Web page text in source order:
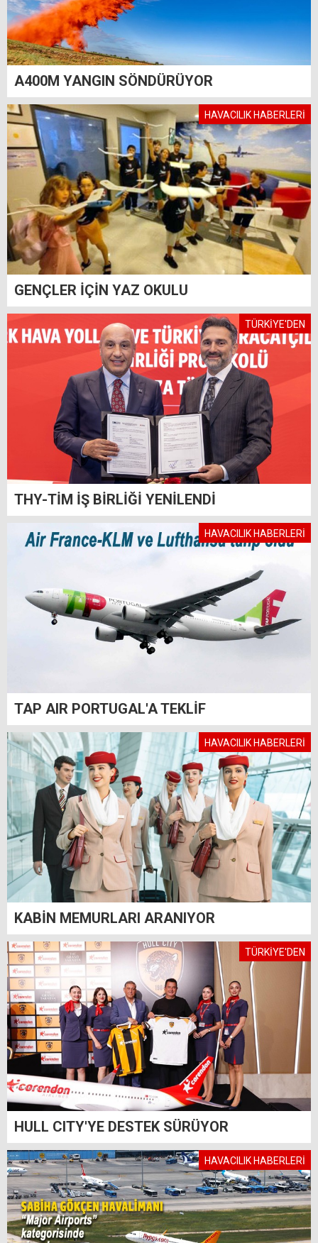
A400M YANGIN SÖNDÜRÜYOR
HAVACILIK HABERLERİ
GENÇLER İÇİN YAZ OKULU
TÜRKİYE'DEN
THY-TİM İŞ BİRLİĞİ YENİLENDİ
HAVACILIK HABERLERİ
TAP AIR PORTUGAL'A TEKLİF
HAVACILIK HABERLERİ
KABİN MEMURLARI ARANIYOR
TÜRKİYE'DEN
HULL CITY'YE DESTEK SÜRÜYOR
HAVACILIK HABERLERİ